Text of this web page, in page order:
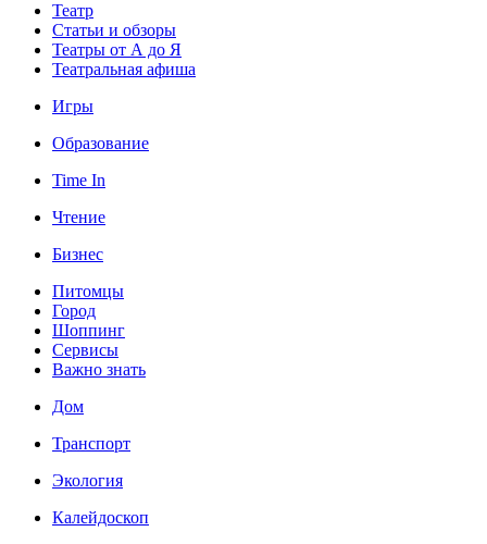
Театр
Статьи и обзоры
Театры от А до Я
Театральная афиша
Игры
Образование
Time In
Чтение
Бизнес
Питомцы
Город
Шоппинг
Сервисы
Важно знать
Дом
Транспорт
Экология
Калейдоскоп